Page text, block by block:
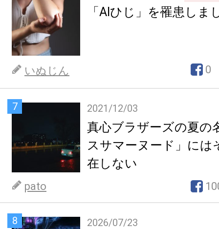
「AIひじ」を罹患しま
いぬじん 0
7 2021/12/03
真心ブラザーズの夏の
スサマーヌード」には
在しない
pato
8 2026/07/23